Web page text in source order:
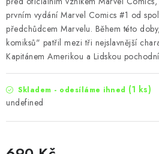
prvním vydání Marvel Comics #1 od
předchůdcem Marvelu. Během této
komiksů" patřil mezi tři nejslavnější
Kapitánem Amerikou a Lidskou
Skladem - odesíláme ihned (1 ks)
undefined